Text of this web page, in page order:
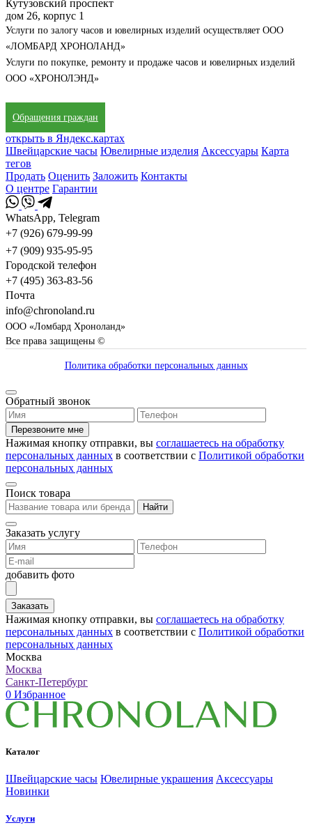
Кутузовский проспект
дом 26, корпус 1
Услуги по залогу часов и ювелирных изделий осуществляет ООО
«ЛОМБАРД ХРОНОЛАНД»
Услуги по покупке, ремонту и продаже часов и ювелирных изделий
ООО «ХРОНОЛЭНД»
Обращения граждан
открыть в Яндекс.картах
Швейцарские часы Ювелирные изделия Аксессуары Карта
тегов
Продать Оценить Заложить Контакты
О центре Гарантии
WhatsApp, Telegram
+7 (926) 679-99-99
+7 (909) 935-95-95
Городской телефон
+7 (495) 363-83-56
Почта
info@chronoland.ru
ООО «Ломбард Хроноланд»
Все права защищены ©
Политика обработки персональных данных
Обратный звонок
Перезвоните мне
Нажимая кнопку отправки, вы соглашаетесь на обработку
персональных данных в соответствии с Политикой обработки
персональных данных
Поиск товара
Найти
Заказать услугу
добавить фото
Заказать
Нажимая кнопку отправки, вы соглашаетесь на обработку
персональных данных в соответствии с Политикой обработки
персональных данных
Москва
Москва
Санкт-Петербург
0 Избранное
Каталог
Швейцарские часы Ювелирные украшения Аксессуары
Новинки
Услуги